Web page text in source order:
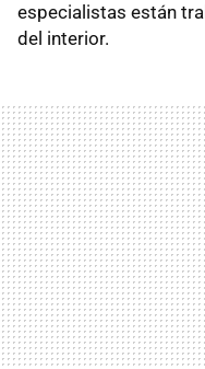
especialistas están
del interior.